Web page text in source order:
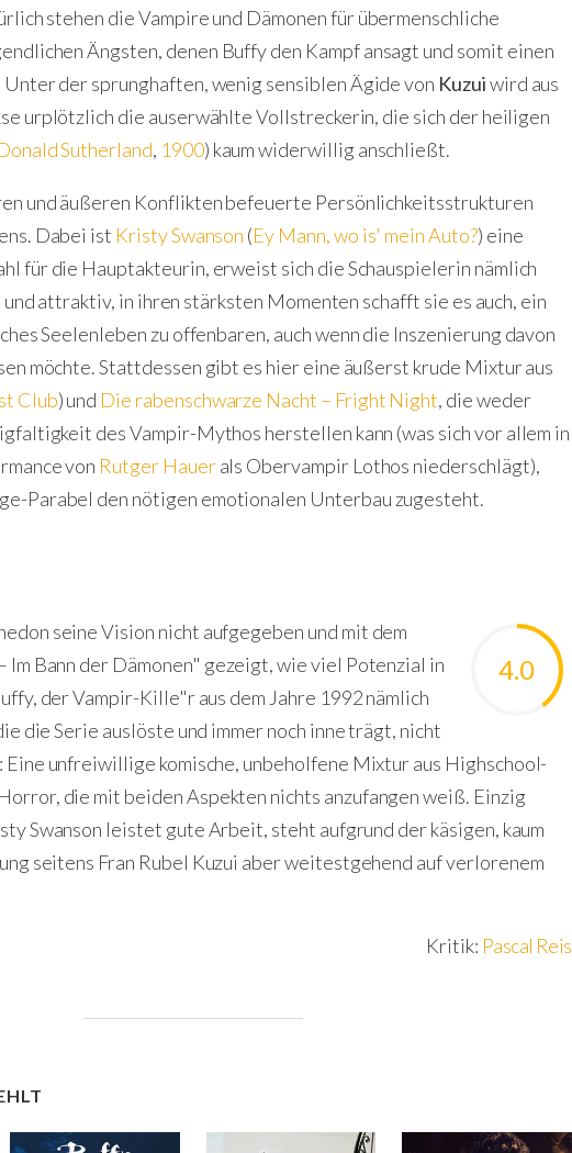
stehen die Vampire und Dämonen für übermenschliche
Ängsten, denen Buffy den Kampf ansagt und somit einen
der sprunghaften, wenig sensiblen Ägide von Kuzuiwird aus
urplötzlich die auserwählte Vollstreckerin, die sich der heiligen
Sutherland, 1900) kaum widerwillig anschließt.
und äußeren Konflikten befeuerte Persönlichkeitsstrukturen
Dabei ist Kristy Swanson (Ey Mann, wo is' mein Auto?) eine
für die Hauptakteurin, erweist sich die Schauspielerin nämlich
attraktiv, in ihren stärksten Momenten schafft sie es auch, ein
Seelenleben zu offenbaren, auch wenn die Inszenierung davon
möchte. Stattdessen gibt es hier eine äußerst krude Mixtur aus
Club) und Die rabenschwarze Nacht – Fright Night, die weder
des Vampir-Mythos herstellen kann (was sich vor allem in
von Rutger Hauerals Obervampir Lothos niederschlägt),
Parabel den nötigen emotionalen Unterbau zugesteht.
4.0
seine Vision nicht aufgegeben und mit dem
Bann der Dämonen" gezeigt, wie viel Potenzial in
der Vampir-Kille"r aus dem Jahre 1992 nämlich
die Serie auslöste und immer noch inne trägt, nicht
Eine unfreiwillige komische, unbeholfene Mixtur aus Highschool-
die mit beiden Aspekten nichts anzufangen weiß. Einzig
Swanson leistet gute Arbeit, steht aufgrund der käsigen, kaum
seitens Fran Rubel Kuzui aber weitestgehend auf verlorenem
Kritik: Pascal Reis